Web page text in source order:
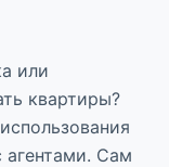
или
квартиры?
агентами. Сам